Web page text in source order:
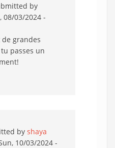
by
08/03/2024 -
grandes
passes un
by shaya
10/03/2024 -